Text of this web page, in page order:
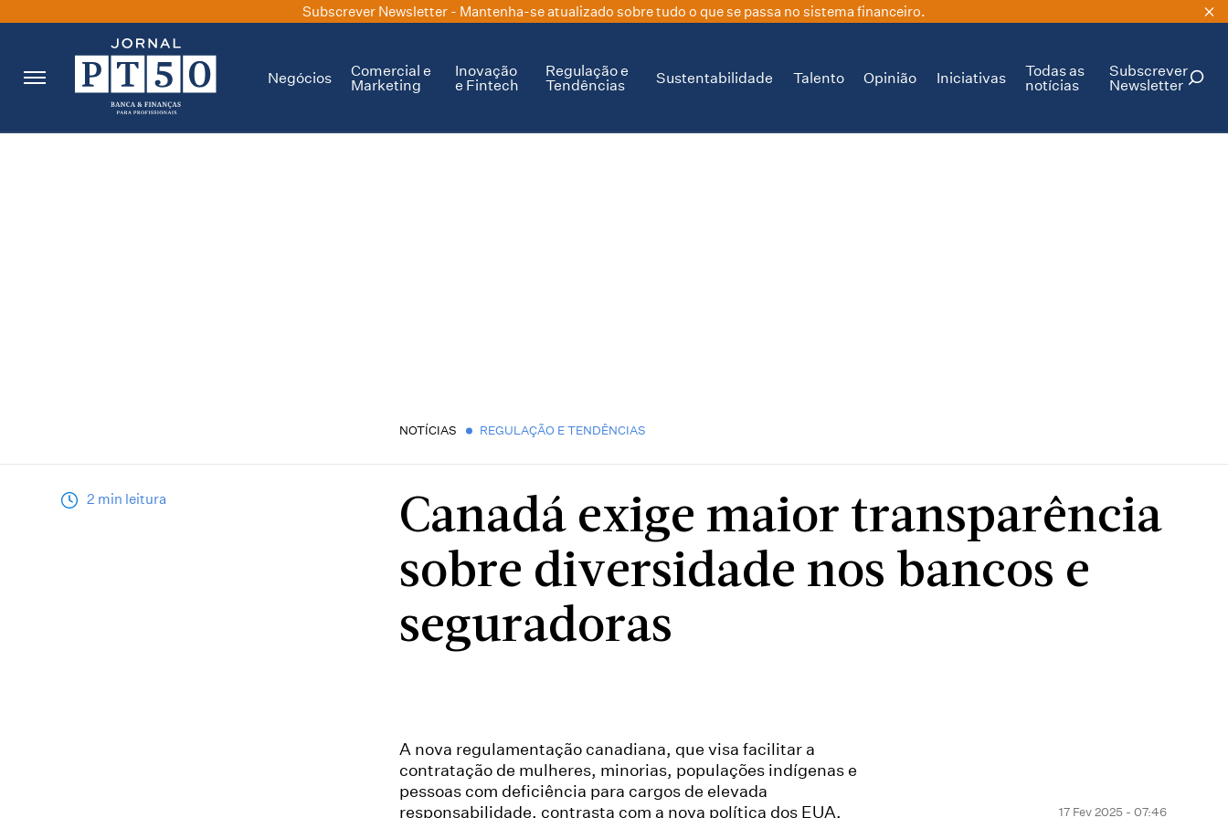
Subscrever Newsletter - Mantenha-se atualizado sobre tudo o que se passa no sistema financeiro.
Negócios
Comercial e
Marketing
Inovação
e Fintech
Regulação e
Tendências
Sustentabilidade Talento Opinião Iniciativas
Todas as
notícias
Subscrever
Newsletter
NOTÍCIAS REGULAÇÃO E TENDÊNCIAS
2 min leitura
Canadá exige maior transparência
sobre diversidade nos bancos e
seguradoras
A nova regulamentação canadiana, que visa facilitar a
contratação de mulheres, minorias, populações indígenas e
pessoas com deficiência para cargos de elevada
responsabilidade, contrasta com a nova política dos EUA.
17 Fev 2025 - 07:46